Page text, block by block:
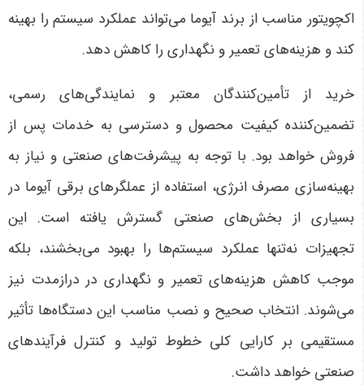
اکچویتور مناسب از برند آیوما می‌تواند عملکرد سیستم را بهینه
کند و هزینه‌های تعمیر و نگهداری را کاهش دهد.
خرید از تأمین‌کنندگان معتبر و نمایندگی‌های رسمی،
تضمین‌کننده کیفیت محصول و دسترسی به خدمات پس از
فروش خواهد بود.با توجه به پیشرفت‌های صنعتی و نیاز به
بهینه‌سازی مصرف انرژی، استفاده از عملگرهای برقی آیوما در
بسیاری از بخش‌های صنعتی گسترش یافته است. این
تجهیزات نه‌تنها عملکرد سیستم‌ها را بهبود می‌بخشند، بلکه
موجب کاهش هزینه‌های تعمیر و نگهداری در درازمدت نیز
می‌شوند. انتخاب صحیح و نصب مناسب این دستگاه‌ها تأثیر
مستقیمی بر کارایی کلی خطوط تولید و کنترل فرآیندهای
صنعتی خواهد داشت.